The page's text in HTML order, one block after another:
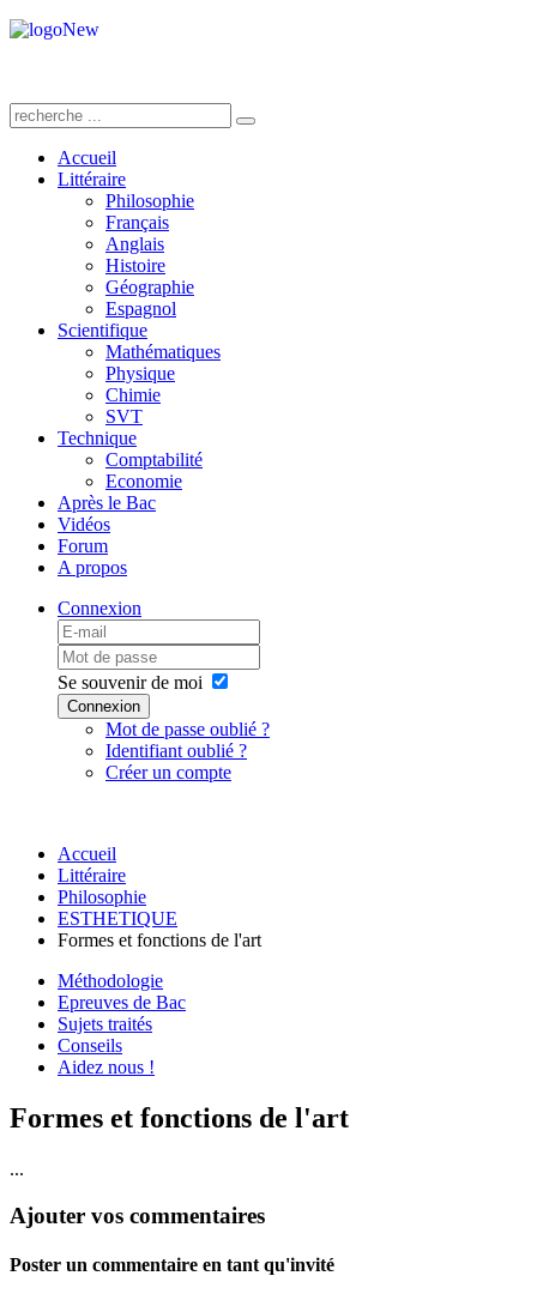
Accueil
Littéraire
Philosophie
Français
Anglais
Histoire
Géographie
Espagnol
Scientifique
Mathématiques
Physique
Chimie
SVT
Technique
Comptabilité
Economie
Après le Bac
Vidéos
Forum
A propos
Connexion
Se souvenir de moi
Connexion
Mot de passe oublié ?
Identifiant oublié ?
Créer un compte
Accueil
Littéraire
Philosophie
ESTHETIQUE
Formes et fonctions de l'art
Méthodologie
Epreuves de Bac
Sujets traités
Conseils
Aidez nous !
Formes et fonctions de l'art
...
Ajouter vos commentaires
Poster un commentaire en tant qu'invité